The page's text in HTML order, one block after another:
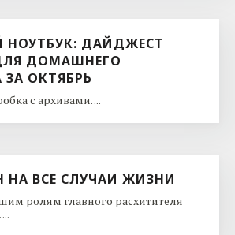
НОУТБУК: ДАЙДЖЕСТ
ДОМАШНЕГО
ОКТЯБРЬ
с архивами. ...
НА ВСЕ СЛУЧАИ ЖИЗНИ
ролям главного расхитителя